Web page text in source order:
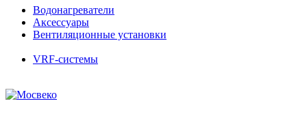
Водонагреватели
Аксессуары
Вентиляционные установки
VRF-системы